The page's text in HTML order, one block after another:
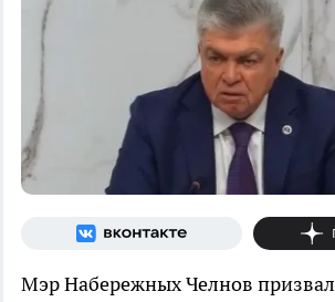
Мэр Набережных Челнов призвал